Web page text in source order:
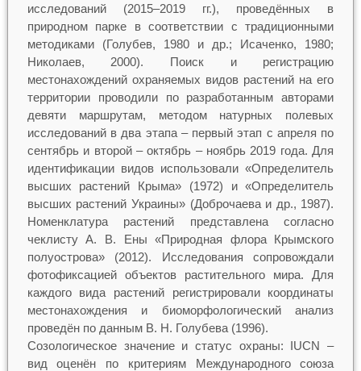
исследований (2015–2019 гг.), проведённых в
природном парке в соответствии с традиционными
методиками (Голубев, 1980 и др.; Исаченко, 1980;
Николаев, 2000). Поиск и регистрацию
местонахождений охраняемых видов растений на его
территории проводили по разработанным авторами
девяти маршрутам, методом натурных полевых
исследований в два этапа – первый этап с апреля по
сентябрь и второй – октябрь – ноябрь 2019 года. Для
идентификации видов использовали «Определитель
высших растений Крыма» (1972) и «Определитель
высших растений Украины» (Доброчаева и др., 1987).
Номенклатура растений представлена согласно
чеклисту А. В. Ены «Природная флора Крымского
полуострова» (2012). Исследования сопровождали
фотофиксацией объектов растительного мира. Для
каждого вида растений регистрировали координаты
местонахождения и биоморфологический анализ
проведён по данным В. Н. Голубева (1996).
Созологическое значение и статус охраны: IUCN –
вид оценён по критериям Международного союза